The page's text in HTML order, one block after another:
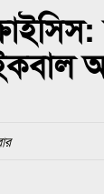
বাংলাদেশ গ্রুপ